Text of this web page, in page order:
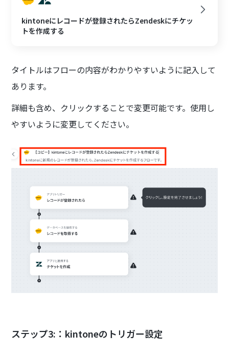
kintoneにレコードが登録されたらZendeskにチケッ
トを作成する
タイトルはフローの内容がわかりやすいように記入して
あります。
詳細も含め、クリックすることで変更可能です。使用し
やすいように変更してください。
ステップ3:：kintoneのトリガー設定